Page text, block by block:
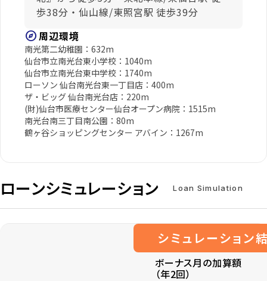
歩38分・仙山線/東照宮駅 徒歩39分
explore周辺環境
南光第二幼稚園：632m
仙台市立南光台東小学校：1040m
仙台市立南光台東中学校：1740m
ローソン 仙台南光台東一丁目店：400m
ザ・ビッグ 仙台南光台店：220m
(財)仙台市医療センター仙台オープン病院：1515m
南光台南三丁目南公園：80m
鶴ヶ谷ショッピングセンター アバイン：1267m
ローンシミュレーション Loan Simulation
シミュレーション
ボーナス月の加算額
（年2回）